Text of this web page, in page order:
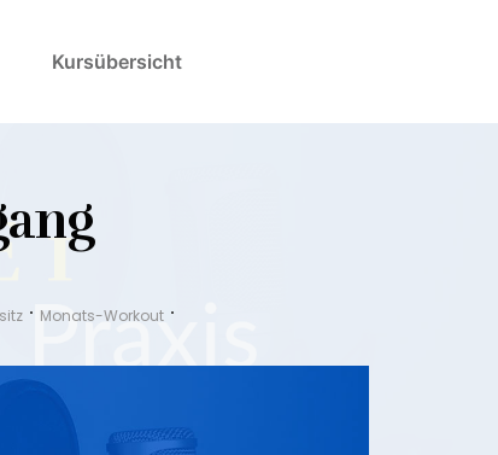
Kursübersicht
Monats-Workout